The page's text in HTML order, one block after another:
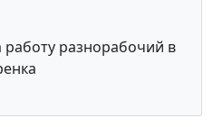
работу разнорабочий в